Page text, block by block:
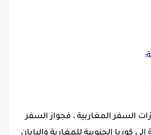
السفر المغاربية ، فجواز السفر
كوريا الجنوبية للمغاربة واليابان